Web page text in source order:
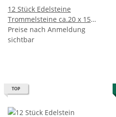
12 Stück Edelsteine
Trommelsteine ca.20 x 15
mm Steinarten einzeln
benannt
Preise nach Anmeldung
sichtbar
TOP